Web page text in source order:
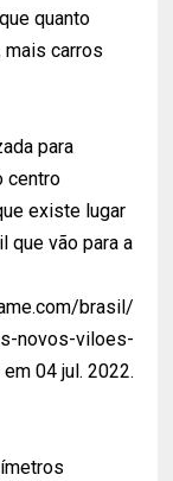
quanto
carros
para
centro
existe lugar
que vão para a
brasil/
novos-viloes-
04 jul. 2022.